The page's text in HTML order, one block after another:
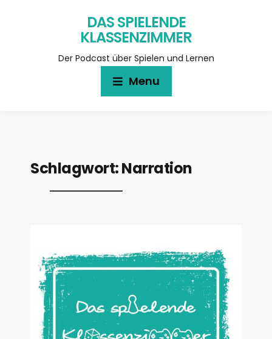
DAS SPIELENDE
KLASSENZIMMER
Der Podcast über Spielen und Lernen
Menu
Schlagwort:Narration